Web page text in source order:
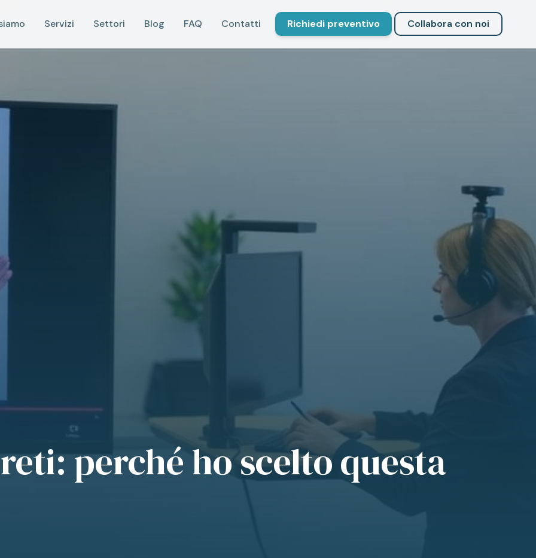
Servizi Settori Blog FAQ Contatti Richiedi preventivo Collabora con noi
perché ho scelto questa